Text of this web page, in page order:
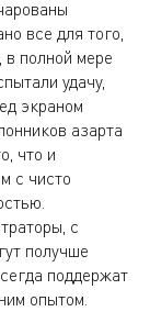
все для того,
в полной мере
удачу,
экраном
азарта
что и
с чисто
с
получше
поддержат
опытом.